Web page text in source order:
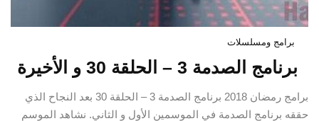
برامج ومسلسلات
برنامج الصدمة 3 – الحلقة 30 و الأخيرة
برامج رمضان 2018 برنامج الصدمة 3 – الحلقة 30 بعد النجاح الذي
حققه برنامج الصدمة في الموسمين الأول و الثاني. نشاهد الموسم